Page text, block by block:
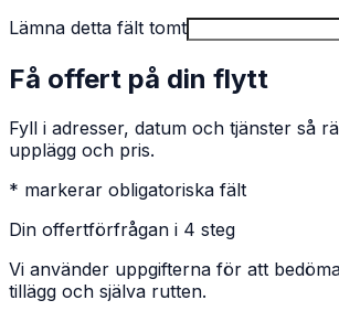
Lämna detta fält tomt
Få offert på din flytt
Fyll i adresser, datum och tjänster så
upplägg och pris.
* markerar obligatoriska fält
Din offertförfrågan i 4 steg
Vi använder uppgifterna för att
tillägg och själva rutten.